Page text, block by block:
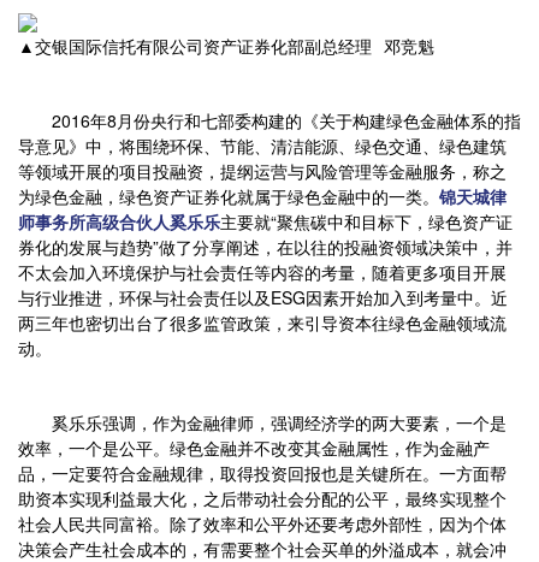
▲交银国际信托有限公司资产证券化部副总经理 邓竞魁
2016年8月份央行和七部委构建的《关于构建绿色金融体系的指
导意见》中，将围绕环保、节能、清洁能源、绿色交通、绿色建筑
等领域开展的项目投融资，提纲运营与风险管理等金融服务，称之
为绿色金融，绿色资产证券化就属于绿色金融中的一类。 锦天城律
师事务所高级合伙人奚乐乐主要就“聚焦碳中和目标下，绿色资产证
券化的发展与趋势”做了分享阐述，在以往的投融资领域决策中，并
不太会加入环境保护与社会责任等内容的考量，随着更多项目开展
与行业推进，环保与社会责任以及ESG因素开始加入到考量中。近
两三年也密切出台了很多监管政策，来引导资本往绿色金融领域流
动。
奚乐乐强调，作为金融律师，强调经济学的两大要素，一个是
效率，一个是公平。绿色金融并不改变其金融属性，作为金融产
品，一定要符合金融规律，取得投资回报也是关键所在。一方面帮
助资本实现利益最大化，之后带动社会分配的公平，最终实现整个
社会人民共同富裕。除了效率和公平外还要考虑外部性，因为个体
决策会产生社会成本的，有需要整个社会买单的外溢成本，就会冲